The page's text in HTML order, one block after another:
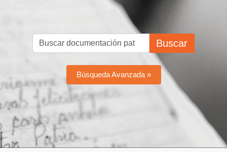
Buscar
Búsqueda Avanzada »